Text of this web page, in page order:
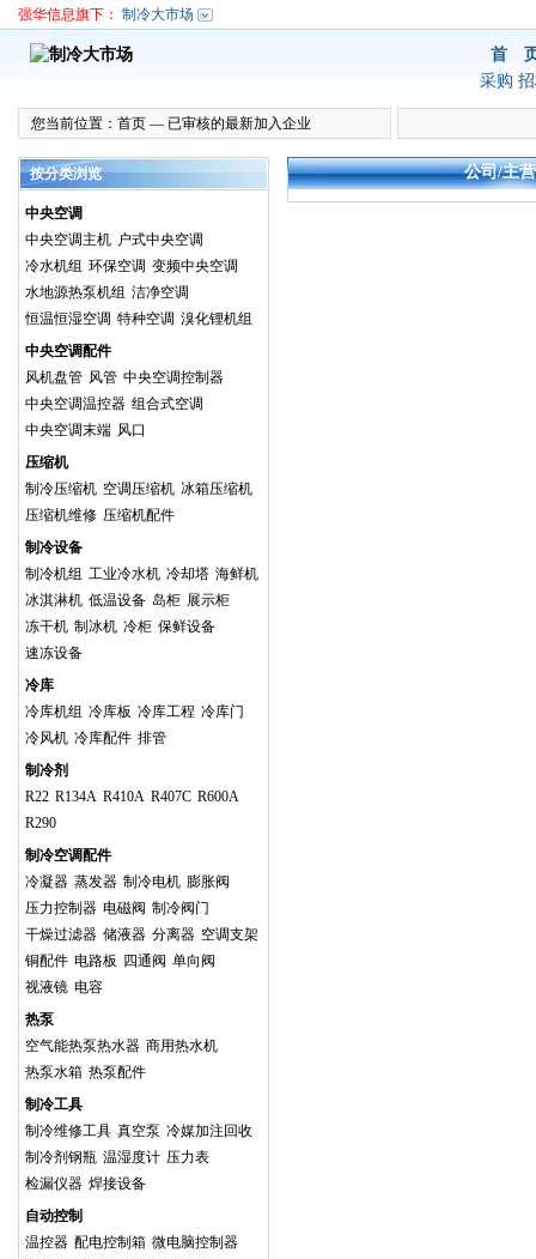
强华信息旗下： 制冷大市场
首
采购
您当前位置： 首页 — 已审核的最新加入企业
按分类浏览
中央空调
中央空调主机 户式中央空调
冷水机组 环保空调 变频中央空调
水地源热泵机组 洁净空调
恒温恒湿空调 特种空调 溴化锂机组
中央空调配件
风机盘管 风管 中央空调控制器
中央空调温控器 组合式空调
中央空调末端 风口
压缩机
制冷压缩机 空调压缩机 冰箱压缩机
压缩机维修 压缩机配件
制冷设备
制冷机组 工业冷水机 冷却塔 海鲜机
冰淇淋机 低温设备 岛柜 展示柜
冻干机 制冰机 冷柜 保鲜设备
速冻设备
冷库
冷库机组 冷库板 冷库工程 冷库门
冷风机 冷库配件 排管
制冷剂
R22 R134A R410A R407C R600A
R290
制冷空调配件
冷凝器 蒸发器 制冷电机 膨胀阀
压力控制器 电磁阀 制冷阀门
干燥过滤器 储液器 分离器 空调支架
铜配件 电路板 四通阀 单向阀
视液镜 电容
热泵
空气能热泵热水器 商用热水机
热泵水箱 热泵配件
制冷工具
制冷维修工具 真空泵 冷媒加注回收
制冷剂钢瓶 温湿度计 压力表
检漏仪器 焊接设备
自动控制
温控器 配电控制箱 微电脑控制器
公司/主